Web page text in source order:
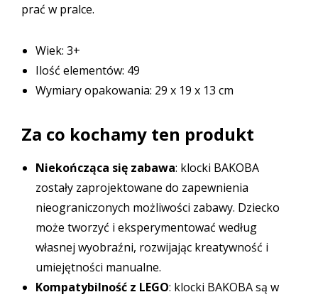
prać w pralce.
Wiek: 3+
Ilość elementów: 49
Wymiary opakowania: 29 x 19 x 13 cm
Za co kochamy ten produkt
Niekończąca się zabawa: klocki BAKOBA
zostały zaprojektowane do zapewnienia
nieograniczonych możliwości zabawy. Dziecko
może tworzyć i eksperymentować według
własnej wyobraźni, rozwijając kreatywność i
umiejętności manualne.
Kompatybilność z LEGO: klocki BAKOBA są w